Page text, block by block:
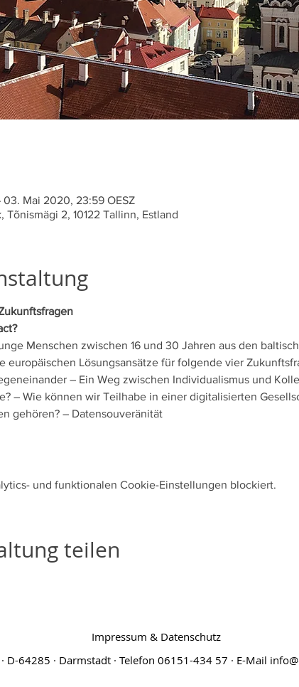
Mai 2020, 23:59 OESZ
2, 10122 Tallinn, Estland
Menschen zwischen 16 und 30 Jahren aus den
europäischen Lösungsansätze für folgende vier
– Ein Weg zwischen Individualismus und
– Wie können wir Teilhabe in einer digitalisierten
gehören? – Datensouveränität
und funktionalen Cookie-Einstellungen blockiert.
teilen
Impressum & Datenschutz
D-64285 · Darmstadt · Telefon 06151-434 57 · E-Mail